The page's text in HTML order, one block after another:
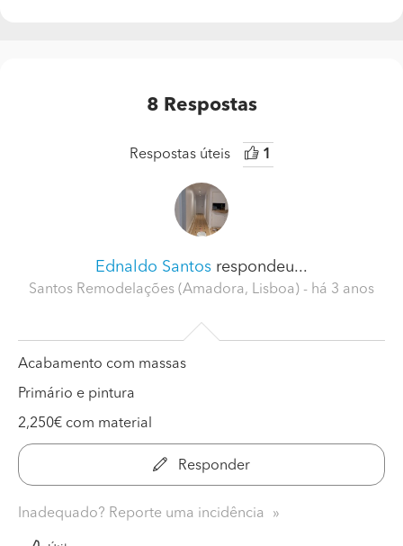
8 Respostas
Respostas úteis 1
Ednaldo Santos respondeu...
Santos Remodelações (Amadora, Lisboa) - há 3 anos
Acabamento com massas
Primário e pintura
2,250€ com material
Responder
Inadequado? Reporte uma incidência